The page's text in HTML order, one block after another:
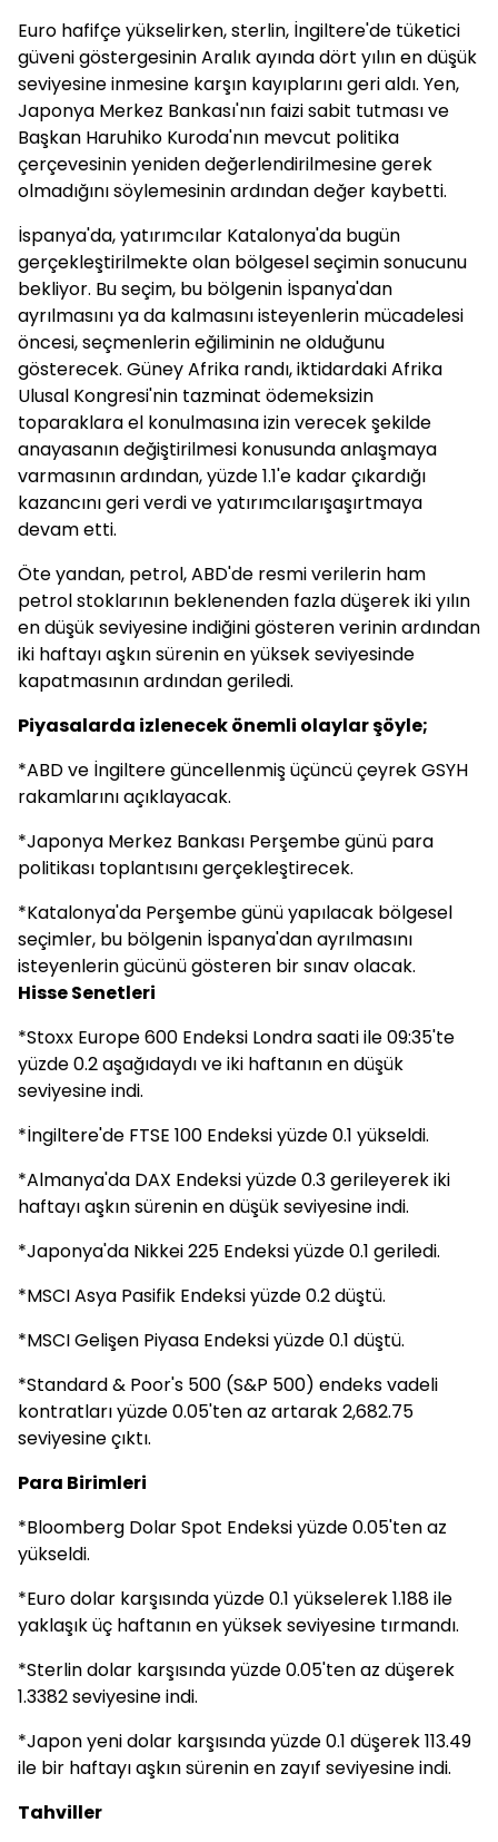
Euro hafifçe yükselirken, sterlin, İngiltere'de tüketici
güveni göstergesinin Aralık ayında dört yılın en düşük
seviyesine inmesine karşın kayıplarını geri aldı. Yen,
Japonya Merkez Bankası'nın faizi sabit tutması ve
Başkan Haruhiko Kuroda'nın mevcut politika
çerçevesinin yeniden değerlendirilmesine gerek
olmadığını söylemesinin ardından değer kaybetti.
İspanya'da, yatırımcılar Katalonya'da bugün
gerçekleştirilmekte olan bölgesel seçimin sonucunu
bekliyor. Bu seçim, bu bölgenin İspanya'dan
ayrılmasını ya da kalmasını isteyenlerin mücadelesi
öncesi, seçmenlerin eğiliminin ne olduğunu
gösterecek. Güney Afrika randı, iktidardaki Afrika
Ulusal Kongresi'nin tazminat ödemeksizin
toparaklara el konulmasına izin verecek şekilde
anayasanın değiştirilmesi konusunda anlaşmaya
varmasının ardından, yüzde 1.1'e kadar çıkardığı
kazancını geri verdi ve yatırımcılarışaşırtmaya
devam etti.
Öte yandan, petrol, ABD'de resmi verilerin ham
petrol stoklarının beklenenden fazla düşerek iki yılın
en düşük seviyesine indiğini gösteren verinin ardından
iki haftayı aşkın sürenin en yüksek seviyesinde
kapatmasının ardından geriledi.
Piyasalarda izlenecek önemli olaylar şöyle;
*ABD ve İngiltere güncellenmiş üçüncü çeyrek GSYH
rakamlarını açıklayacak.
*Japonya Merkez Bankası Perşembe günü para
politikası toplantısını gerçekleştirecek.
*Katalonya'da Perşembe günü yapılacak bölgesel
seçimler, bu bölgenin İspanya'dan ayrılmasını
isteyenlerin gücünü gösteren bir sınav olacak.
Hisse Senetleri
*Stoxx Europe 600 Endeksi Londra saati ile 09:35'te
yüzde 0.2 aşağıdaydı ve iki haftanın en düşük
seviyesine indi.
*İngiltere'de FTSE 100 Endeksi yüzde 0.1 yükseldi.
*Almanya'da DAX Endeksi yüzde 0.3 gerileyerek iki
haftayı aşkın sürenin en düşük seviyesine indi.
*Japonya'da Nikkei 225 Endeksi yüzde 0.1 geriledi.
*MSCI Asya Pasifik Endeksi yüzde 0.2 düştü.
*MSCI Gelişen Piyasa Endeksi yüzde 0.1 düştü.
*Standard & Poor's 500 (S&P 500) endeks vadeli
kontratları yüzde 0.05'ten az artarak 2,682.75
seviyesine çıktı.
Para Birimleri
*Bloomberg Dolar Spot Endeksi yüzde 0.05'ten az
yükseldi.
*Euro dolar karşısında yüzde 0.1 yükselerek 1.188 ile
yaklaşık üç haftanın en yüksek seviyesine tırmandı.
*Sterlin dolar karşısında yüzde 0.05'ten az düşerek
1.3382 seviyesine indi.
*Japon yeni dolar karşısında yüzde 0.1 düşerek 113.49
ile bir haftayı aşkın sürenin en zayıf seviyesine indi.
Tahviller